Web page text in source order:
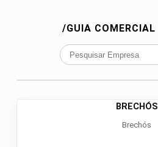
/GUIA COMERCIAL
BRECHÓS
Brechós